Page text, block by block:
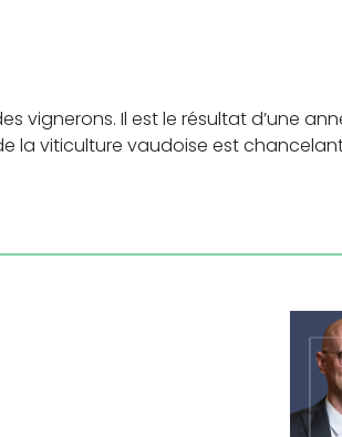
vignerons. Il est le résultat d’une
la viticulture vaudoise est